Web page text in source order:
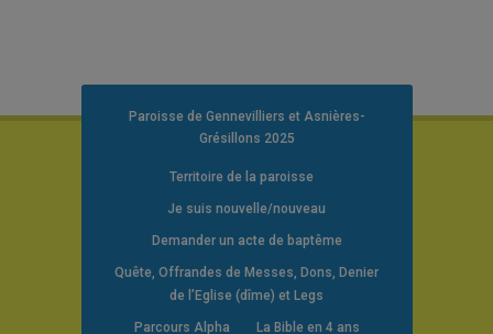
Paroisse de Gennevilliers et Asnières-
Grésillons 2025
Territoire de la paroisse
Je suis nouvelle/nouveau
Demander un acte de baptême
Quête, Offrandes de Messes, Dons, Denier
de l’Eglise (dîme) et Legs
Parcours Alpha La Bible en 4 ans